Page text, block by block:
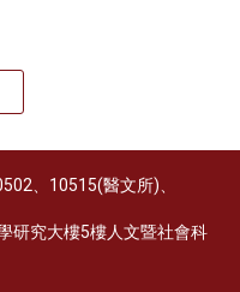
、10515(醫文所)、
研究大樓5樓人文暨社會科